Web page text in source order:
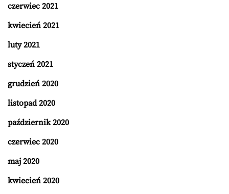
czerwiec 2021
kwiecień 2021
luty 2021
styczeń 2021
grudzień 2020
listopad 2020
październik 2020
czerwiec 2020
maj 2020
kwiecień 2020